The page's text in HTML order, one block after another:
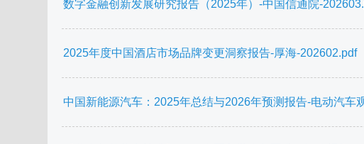
数字金融创新发展研究报告（2025年）-中国信通院-
2025年度中国酒店市场品牌变更洞察报告-厚海-202602.pdf
中国新能源汽车：2025年总结与2026年预测报告-电动汽车